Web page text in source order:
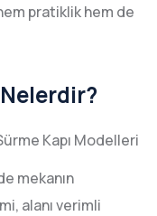
pratiklik hem de
mekanın
alanı verimli